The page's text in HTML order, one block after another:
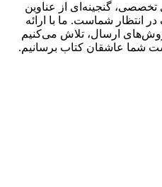
گنجینه‌ای از عناوین
انتظار شماست. ما با ارائه
ارسال، تلاش می‌کنیم
شما عاشقان کتاب برسانیم.